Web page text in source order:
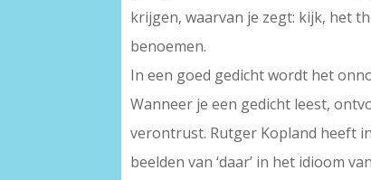
krijgen, waarvan je zegt: kijk, het
benoemen.
In een goed gedicht wordt het
Wanneer je een gedicht leest,
verontrust. Rutger Kopland heeft
beelden van ‘daar’ in het idioom